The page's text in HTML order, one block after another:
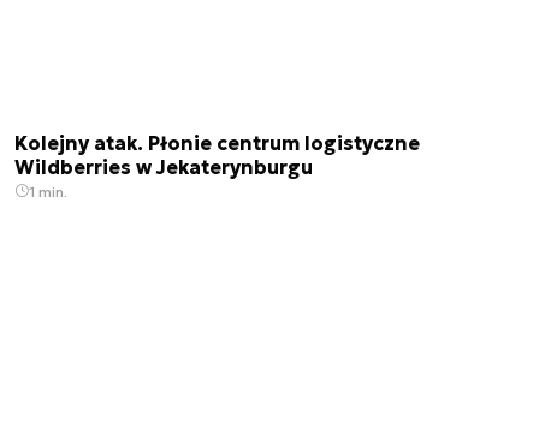
Kolejny atak. Płonie centrum logistyczne
Wildberries w Jekaterynburgu
1 min.